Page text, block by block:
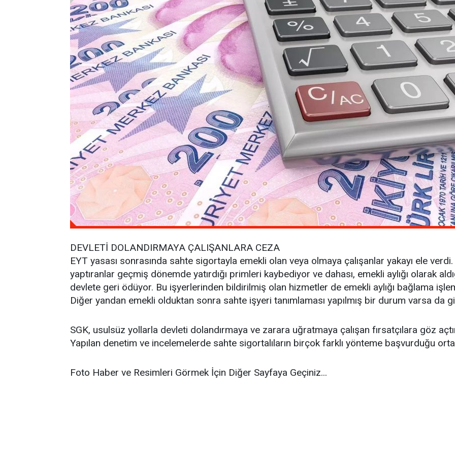
DEVLETİ DOLANDIRMAYA ÇALIŞANLARA CEZA
EYT yasası sonrasında sahte sigortayla emekli olan veya olmaya çalışanlar yakayı ele
yaptıranlar geçmiş dönemde yatırdığı primleri kaybediyor ve dahası, emekli aylığı olarak
devlete geri ödüyor. Bu işyerlerinden bildirilmiş olan hizmetler de emekli aylığı bağlama
Diğer yandan emekli olduktan sonra sahte işyeri tanımlaması yapılmış bir durum varsa da
SGK, usulsüz yollarla devleti dolandırmaya ve zarara uğratmaya çalışan fırsatçılara göz
Yapılan denetim ve incelemelerde sahte sigortalıların birçok farklı yönteme başvurduğu
Foto Haber ve Resimleri Görmek İçin Diğer Sayfaya Geçiniz...